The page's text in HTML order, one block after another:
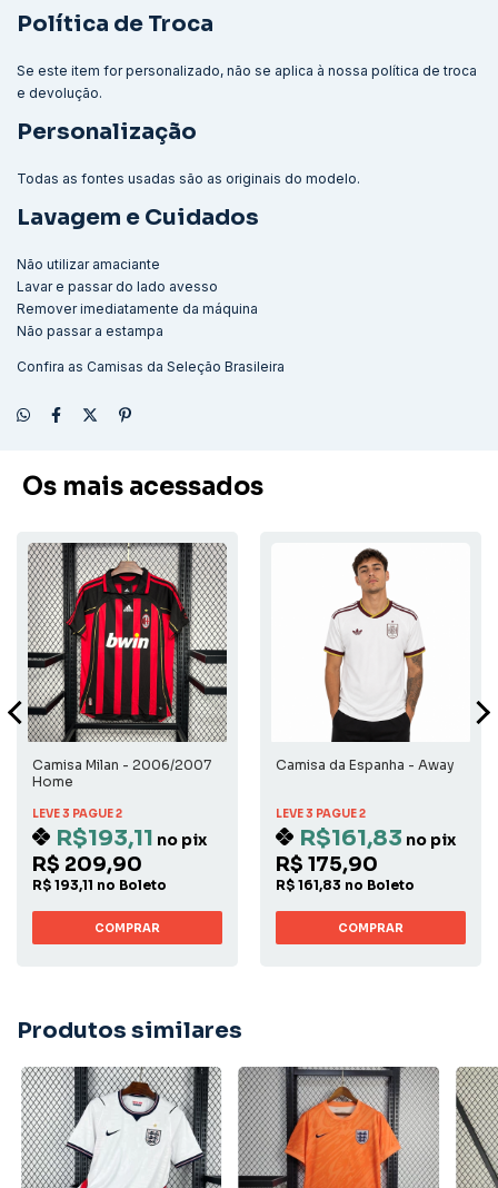
Política de Troca
Se este item for personalizado, não se aplica à nossa política de troca
e devolução.
Personalização
Todas as fontes usadas são as originais do modelo.
Lavagem e Cuidados
Não utilizar amaciante
Lavar e passar do lado avesso
Remover imediatamente da máquina
Não passar a estampa
Confira as Camisas da Seleção Brasileira
Os mais acessados
Camisa Milan - 2006/2007
Home
LEVE 3 PAGUE 2
R$193,11 no pix
R$ 209,90
R$ 193,11 no Boleto
COMPRAR
Camisa da Espanha - Away
LEVE 3 PAGUE 2
R$161,83 no pix
R$ 175,90
R$ 161,83 no Boleto
COMPRAR
Produtos similares